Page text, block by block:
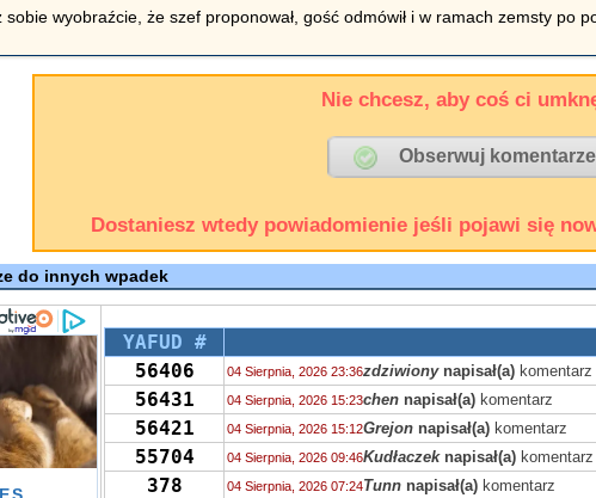
sobie wyobraźcie, że szef proponował, gość odmówił i w ramach zemsty po
Nie chcesz, aby coś ci
Dostaniesz wtedy powiadomienie jeśli pojawi się
do innych wpadek
YAFUD #
56406
04 Sierpnia, 2026 23:36zdziwionynapisał(a) komentarz
56431 04 Sierpnia, 2026 15:23chen napisał(a) komentarz
56421 04 Sierpnia, 2026 15:12Grejon napisał(a) komentarz
55704 04 Sierpnia, 2026 09:46Kudłaczeknapisał(a) komentarz
378 04 Sierpnia, 2026 07:24Tunn napisał(a) komentarz